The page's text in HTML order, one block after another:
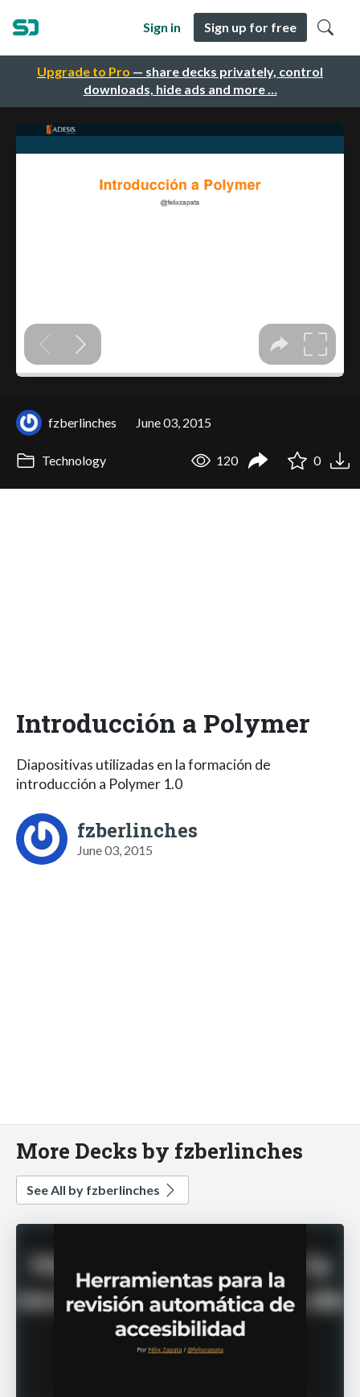
Upgrade to Pro — share decks privately, control
downloads, hide ads and more …
Sign in Sign up for free
fzberlinches June 03, 2015
Technology 120 0
Introducción a Polymer
Diapositivas utilizadas en la formación de
introducción a Polymer 1.0
fzberlinches
June 03, 2015
More Decks by fzberlinches
See All by fzberlinches